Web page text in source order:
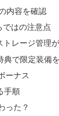
内容を確認
ではの注意点
レージ管理
典で限定装備
ーナス
手順
った？